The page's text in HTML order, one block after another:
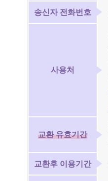
송신자 전화번호
사용처
교환 유효기간
교환후 이용기간